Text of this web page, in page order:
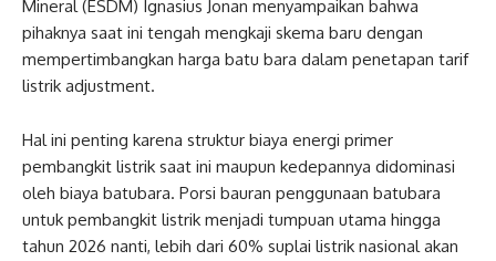
Mineral (ESDM) Ignasius Jonan menyampaikan bahwa
pihaknya saat ini tengah mengkaji skema baru dengan
mempertimbangkan harga batu bara dalam penetapan tarif
listrik adjustment.
Hal ini penting karena struktur biaya energi primer
pembangkit listrik saat ini maupun kedepannya didominasi
oleh biaya batubara. Porsi bauran penggunaan batubara
untuk pembangkit listrik menjadi tumpuan utama hingga
tahun 2026 nanti, lebih dari 60% suplai listrik nasional akan